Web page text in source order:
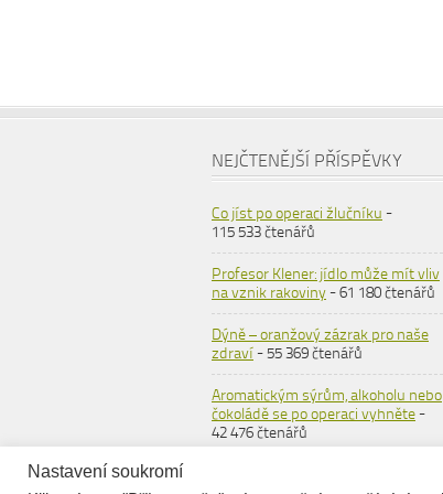
NEJČTENĚJŠÍ PŘÍSPĚVKY
Co jíst po operaci žlučníku -
115 533 čtenářů
Profesor Klener: jídlo může mít vliv
na vznik rakoviny- 61 180 čtenářů
Dýně – oranžový zázrak pro naše
zdraví- 55 369 čtenářů
Aromatickým sýrům, alkoholu nebo
čokoládě se po operaci vyhněte-
42 476 čtenářů
Nastavení soukromí